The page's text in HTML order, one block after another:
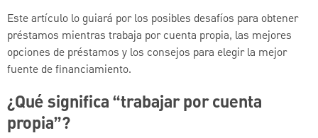
Este artículo lo guiará por los posibles desafíos para obtener
préstamos mientras trabaja por cuenta propia, las mejores
opciones de préstamos y los consejos para elegir la mejor
fuente de financiamiento.
¿Qué significa “trabajar por cuenta
propia”?